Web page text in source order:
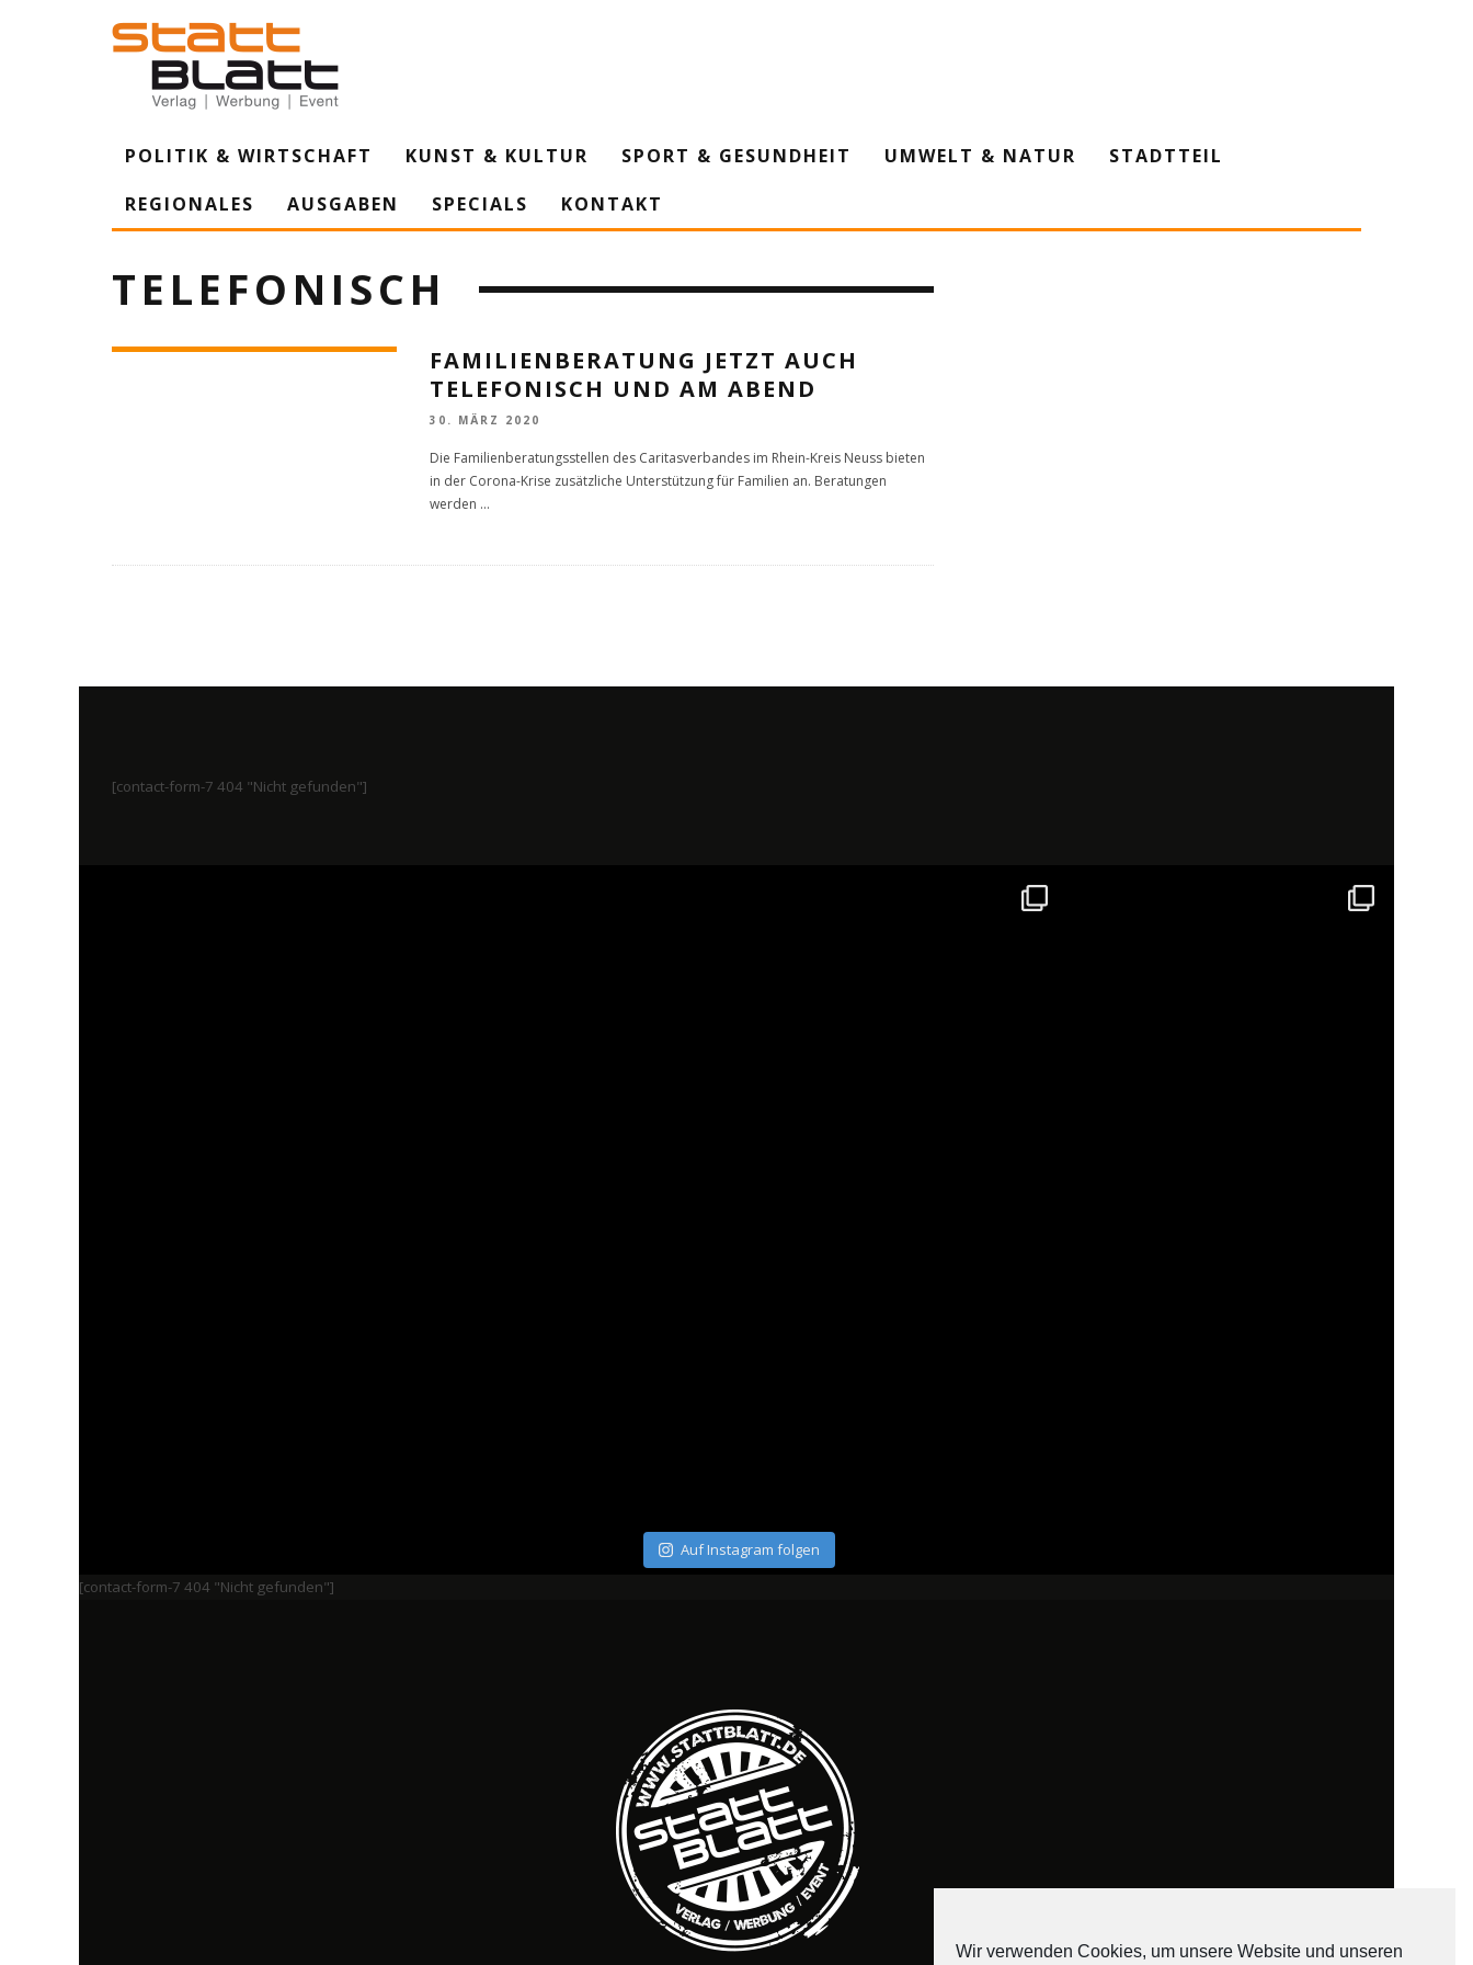
POLITIK & WIRTSCHAFT KUNST & KULTUR SPORT & GESUNDHEIT UMWELT & NATUR
STADTTEIL
REGIONALES
AUSGABEN SPECIALS KONTAKT
TELEFONISCH
FAMILIENBERATUNG JETZT AUCH
TELEFONISCH UND AM ABEND
30. MÄRZ 2020
Die Familienberatungsstellen des Caritasverbandes im Rhein-Kreis Neuss bieten
in der Corona-Krise zusätzliche Unterstützung für Familien an. Beratungen
werden ...
[contact-form-7 404 "Nicht gefunden"]
Auf Instagram folgen
[contact-form-7 404 "Nicht gefunden"]
Wir verwenden Cookies, um unsere Website und unseren